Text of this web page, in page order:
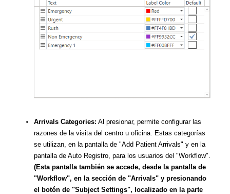
Arrivals Categories: Al presionar, permite configurar las
razones de la visita del centro u oficina. Estas categorías
se utilizan, en la pantalla de "Add Patient Arrivals" y en la
pantalla de Auto Registro, para los usuarios del "Workflow".
(Esta pantalla también se accede, desde la pantalla de
"Workflow", en la sección de "Arrivals" y presionando
el botón de "Subject Settings", localizado en la parte